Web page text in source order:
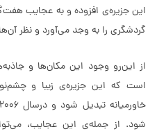
این جزیره‌ی افزوده و به عجایب
گردشگری را به وجد می‌آورد و نظر
از این‌رو وجود این مکان‌ها و
است که این جزیره‌ی زیبا و
شود. از جمله‌ی این عجایب،